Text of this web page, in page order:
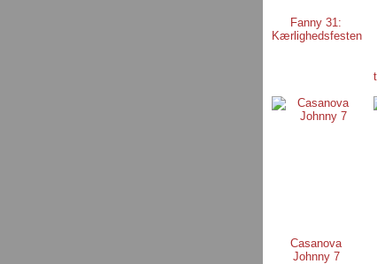
Fanny 31:
Kærlighedsfesten
Casanova
Johnny 7